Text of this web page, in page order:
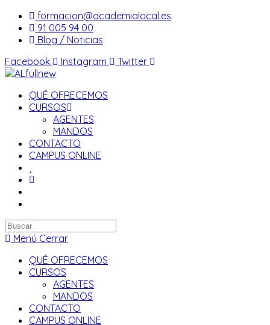
Saltar
contenido
formacion@academialocal.es
91 005 94 00
Blog / Noticias
Facebook
Instagram Twitter
QUÉ OFRECEMOS
CURSOS
AGENTES
MANDOS
CONTACTO
CAMPUS ONLINE
Buscar
en
web
Menú Cerrar
QUÉ OFRECEMOS
CURSOS
AGENTES
MANDOS
CONTACTO
CAMPUS ONLINE